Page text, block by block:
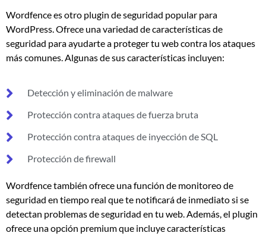
Wordfence es otro plugin de seguridad popular para
WordPress. Ofrece una variedad de características de
seguridad para ayudarte a proteger tu web contra los ataques
más comunes. Algunas de sus características incluyen:
Detección y eliminación de malware
Protección contra ataques de fuerza bruta
Protección contra ataques de inyección de SQL
Protección de firewall
Wordfence también ofrece una función de monitoreo de
seguridad en tiempo real que te notificará de inmediato si se
detectan problemas de seguridad en tu web. Además, el plugin
ofrece una opción premium que incluye características